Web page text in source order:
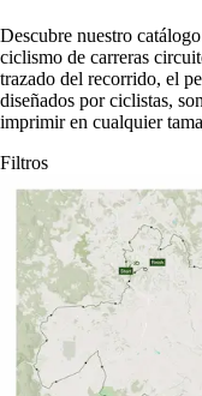
Descubre nuestro
ciclismo de carreras
trazado del recorrido, el
diseñados por ciclistas,
imprimir en cualquier
Filtros